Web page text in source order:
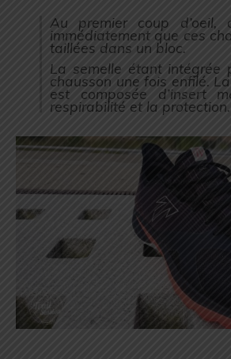
Au premier coup d’oeil,
immédiatement que ces
taillées dans un bloc.
La semelle étant intégrée
chausson une fois enfilé.
est composée d’insert
respirabilité et la protection.